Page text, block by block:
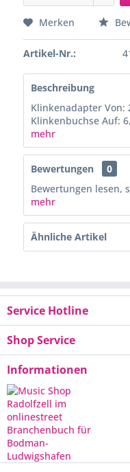
Merken
Artikel-Nr.:
Beschreibung
Klinkenadapter Von:
Klinkenbuchse Auf:
mehr
Bewertungen
0
Bewertungen lesen,
mehr
Ähnliche Artikel
Service Hotline
Shop Service
Informationen